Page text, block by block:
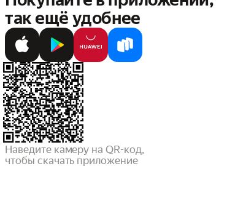
так ещё удобнее
Наведите камеру на QR-код,
чтобы скачать приложение